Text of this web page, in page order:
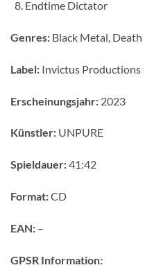
Endtime Dictator
Genres: Black Metal,
Label: Invictus Productions
Erscheinungsjahr: 2023
Künstler: UNPURE
Spieldauer:41:42
Format:CD
EAN: –
GPSR Information: